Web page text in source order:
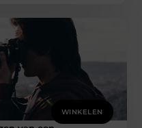
WINKELEN